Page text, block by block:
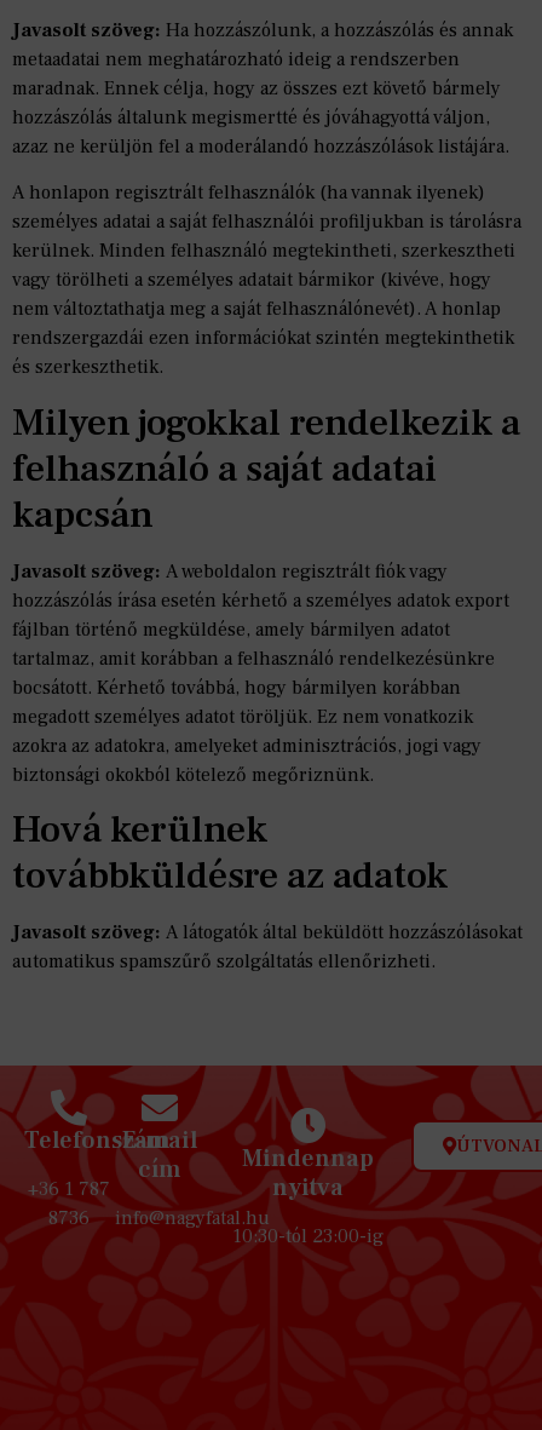
Javasolt szöveg: Ha hozzászólunk, a hozzászólás és annak
metaadatai nem meghatározható ideig a rendszerben
maradnak. Ennek célja, hogy az összes ezt követő bármely
hozzászólás általunk megismertté és jóváhagyottá váljon,
azaz ne kerüljön fel a moderálandó hozzászólások listájára.
A honlapon regisztrált felhasználók (ha vannak ilyenek)
személyes adatai a saját felhasználói profiljukban is tárolásra
kerülnek. Minden felhasználó megtekintheti, szerkesztheti
vagy törölheti a személyes adatait bármikor (kivéve, hogy
nem változtathatja meg a saját felhasználónevét). A honlap
rendszergazdái ezen információkat szintén megtekinthetik
és szerkeszthetik.
Milyen jogokkal rendelkezik a
felhasználó a saját adatai
kapcsán
Javasolt szöveg: A weboldalon regisztrált fiók vagy
hozzászólás írása esetén kérhető a személyes adatok export
fájlban történő megküldése, amely bármilyen adatot
tartalmaz, amit korábban a felhasználó rendelkezésünkre
bocsátott. Kérhető továbbá, hogy bármilyen korábban
megadott személyes adatot töröljük. Ez nem vonatkozik
azokra az adatokra, amelyeket adminisztrációs, jogi vagy
biztonsági okokból kötelező megőriznünk.
Hová kerülnek
továbbküldésre az adatok
Javasolt szöveg: A látogatók által beküldött hozzászólásokat
automatikus spamszűrő szolgáltatás ellenőrizheti.
Telefonszám
+36 1 787
8736
E-mail
cím
info@nagyfatal.hu
Mindennap
nyitva
10:30-tól 23:00-ig